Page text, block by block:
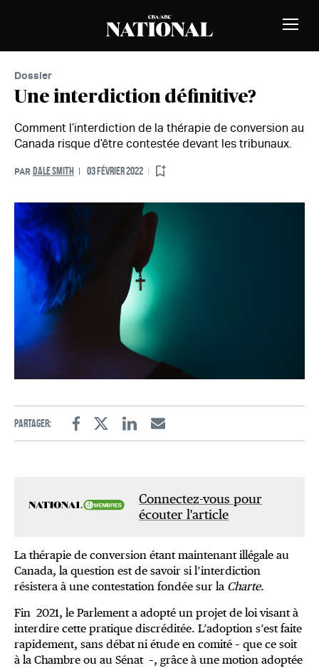
Dossier
Une interdiction définitive?
Comment l’interdiction de la thérapie de conversion au
Canada risque d’être contestée devant les tribunaux.
PAR DALE SMITH 03 FÉVRIER 2022
Partager:
FacebookTwitterLinkedinEmail
Connectez-vous pour
écouter l'article
La thérapie de conversion étant maintenant illégale au
Canada, la question est de savoir si l’interdiction
résistera à une contestation fondée sur la Charte.
Fin 2021, le Parlement a adopté un projet de loi visant à
interdire cette pratique discréditée. L’adoption s’est faite
rapidement, sans débat ni étude en comité – que ce soit
à la Chambre ou au Sénat –, grâce à une motion adoptée